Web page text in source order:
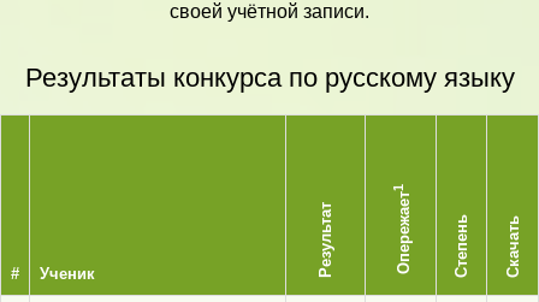
своей учётной записи.
Результаты конкурса по русскому языку
# Ученик Результат Опережает
1
Степень Скачать